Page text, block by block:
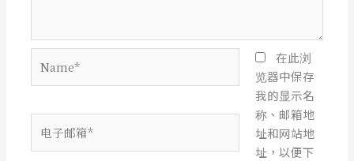
子
在此浏
览器中保存
我的显示名
称、邮箱地
址和网站地
址，以便下